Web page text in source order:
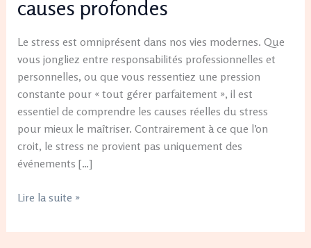
causes profondes
Le stress est omniprésent dans nos vies modernes. Que
vous jongliez entre responsabilités professionnelles et
personnelles, ou que vous ressentiez une pression
constante pour « tout gérer parfaitement », il est
essentiel de comprendre les causes réelles du stress
pour mieux le maîtriser. Contrairement à ce que l’on
croit, le stress ne provient pas uniquement des
événements […]
?
Comprendre
sur
profondes
Lire la suite »